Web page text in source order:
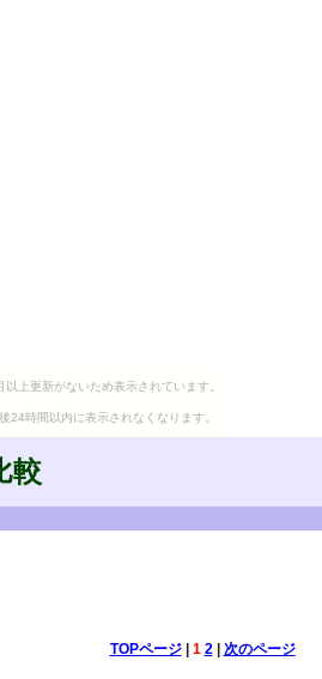
上更新がないため表示されています。
24時間以内に表示されなくなります。
較
TOPページ| 1 2| 次のページ